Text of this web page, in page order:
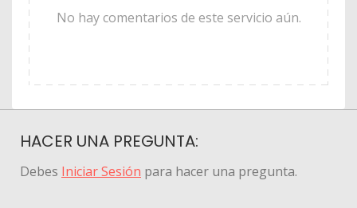
No hay comentarios de este servicio aún.
HACER UNA PREGUNTA:
Debes Iniciar Sesión para hacer una pregunta.